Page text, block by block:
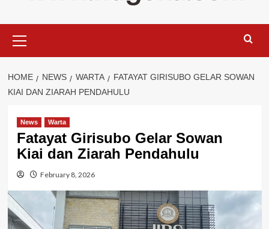
Menu
HOME NEWS WARTA
FATAYAT GIRISUBO GELAR SOWAN
KIAI DAN ZIARAH PENDAHULU
News Warta
Fatayat Girisubo Gelar Sowan
Kiai dan Ziarah Pendahulu
February 8, 2026